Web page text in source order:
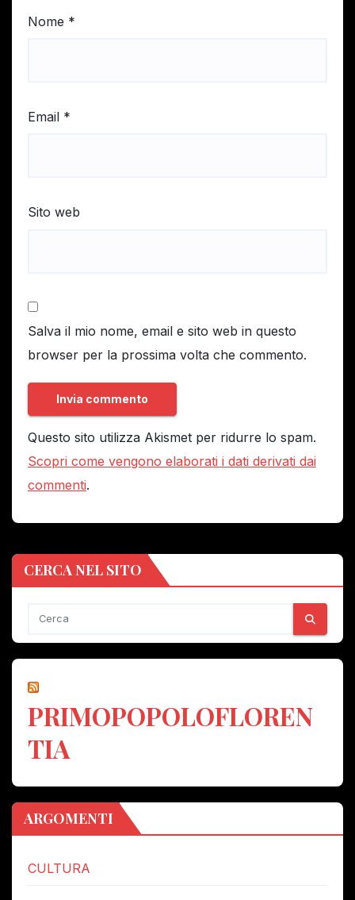
Nome *
Email *
Sito web
Salva il mio nome, email e sito web in questo
browser per la prossima volta che commento.
Questo sito utilizza Akismet per ridurre lo spam.
Scopri come vengono elaborati i dati derivati dai
commenti.
CERCA NEL SITO
PRIMOPOPOLOFLOREN
TIA
ARGOMENTI
CULTURA